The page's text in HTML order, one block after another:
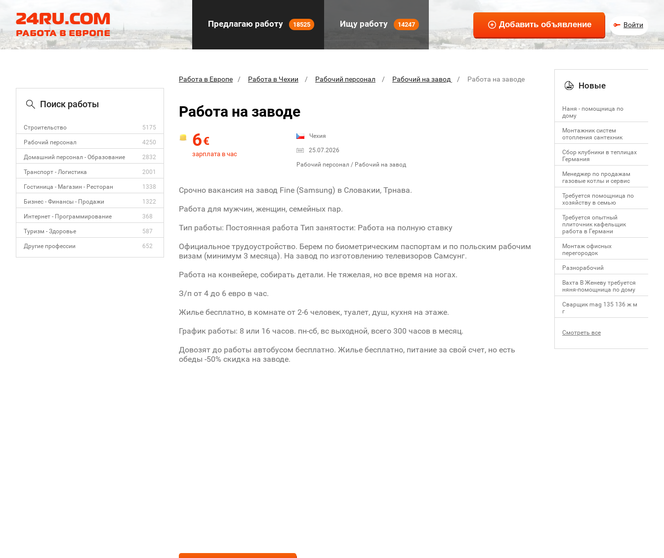
Предлагаю работу 18525 Ищу работу 14247 Войти
Поиск работы
Строительство 5175
Рабочий персонал 4250
Домашний персонал - Образование 2832
Транспорт - Логистика 2001
Гостиница - Магазин - Ресторан 1338
Бизнес - Финансы - Продажи 1322
Интернет - Программирование 368
Туризм - Здоровье 587
Другие профессии 652
Работа в Европе Работа в Чехии Рабочий персонал Рабочий на завод Работа на заводе
Работа на заводе
6€
зарплата в час
Чехия
25.07.2026
Рабочий персонал / Рабочий на завод
Срочно вакансия на завод Fine (Samsung) в Словакии, Трнава.
Работа для мужчин, женщин, семейных пар.
Тип работы: Постоянная работа Тип занятости: Работа на полную ставку
Официальное трудоустройство. Берем по биометрическим паспортам и по польским рабочим
визам (минимум 3 месяца). На завод по изготовлению телевизоров Самсунг.
Работа на конвейере, собирать детали. Не тяжелая, но все время на ногах.
З/п от 4 до 6 евро в час.
Жилье бесплатно, в комнате от 2-6 человек, туалет, душ, кухня на этаже.
График работы: 8 или 16 часов. пн-сб, вс выходной, всего 300 часов в месяц.
Довозят до работы автобусом бесплатно. Жилье бесплатно, питание за свой счет, но есть
обеды -50% скидка на заводе.
Новые
Наня - помощница по
дому
Монтажник систем
отопления сантехник
Сбор клубники в теплицах
Германия
Менеджер по продажам
газовые котлы и сервис
Требуется помощница по
хозяйству в семью
Требуется опытный
плиточник кафельщик
работa в Германи
Mонтаж офисных
перегородок
Разнорабочий
Вахта В Женеву требуется
няня-помощница по дому
Сварщик mag 135 136 ж м
г
Смотреть все